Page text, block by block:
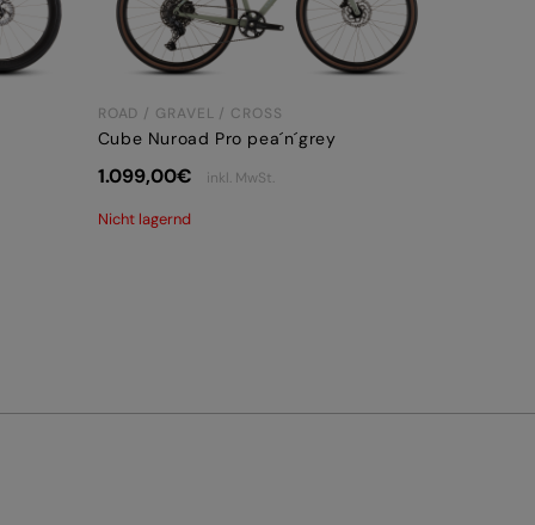
ROAD / GRAVEL / CROSS
Cube Nuroad Pro pea´n´grey
1.099,00€ inkl. MwSt.
Nicht lagernd